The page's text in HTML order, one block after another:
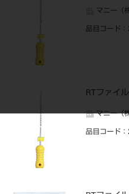
マニー（
品目コード
RTファ
マニー（
品目コード